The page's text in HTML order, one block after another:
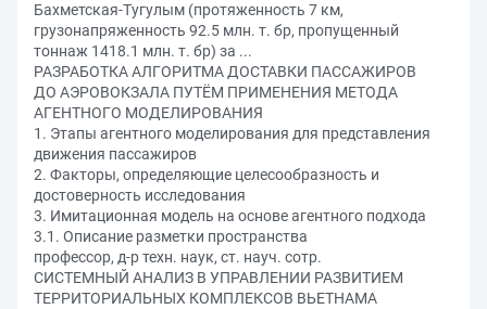
Бахметская-Тугулым (протяженность 7 км,
грузонапряженность 92.5 млн. т. бр, пропущенный
тоннаж 1418.1 млн. т. бр) за ...
РАЗРАБОТКА АЛГОРИТМА ДОСТАВКИ ПАССАЖИРОВ
ДО АЭРОВОКЗАЛА ПУТЁМ ПРИМЕНЕНИЯ МЕТОДА
АГЕНТНОГО МОДЕЛИРОВАНИЯ
1. Этапы агентного моделирования для представления
движения пассажиров
2. Факторы, определяющие целесообразность и
достоверность исследования
3. Имитационная модель на основе агентного подхода
3.1. Описание разметки пространства
профессор, д-р техн. наук, ст. науч. сотр.
СИСТЕМНЫЙ АНАЛИЗ В УПРАВЛЕНИИ РАЗВИТИЕМ
ТЕРРИТОРИАЛЬНЫХ КОМПЛЕКСОВ ВЬЕТНАМА